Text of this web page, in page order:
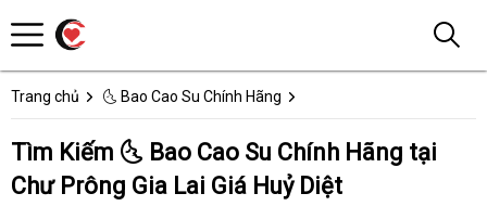
Trang chủ 🌜 Bao Cao Su Chính Hãng
Tìm Kiếm 🌜 Bao Cao Su Chính Hãng tại
Chư Prông Gia Lai Giá Huỷ Diệt